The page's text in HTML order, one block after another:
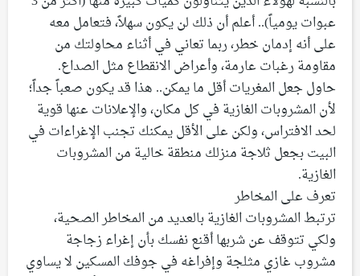
عبوات يومياً).. أعلم أن ذلك لن يكون سهلاً، فتعامل معه
على أنه إدمان خطر، ربما تعاني في أثناء محاولتك من
مقاومة رغبات عارمة، وأعراض الانقطاع مثل الصداع.
حاول جعل المغريات أقل ما يمكن.. هذا قد يكون صعباً جداً؛
لأن المشروبات الغازية في كل مكان، والإعلانات عنها قوية
لحد الافتراس، ولكن على الأقل يمكنك تجنب الإغراءات في
البيت بجعل ثلاجة منزلك منطقة خالية من المشروبات
الغازية.
تعرف على المخاطر
ترتبط المشروبات الغازية بالعديد من المخاطر الصحية،
ولكي تتوقف عن شربها أقنع نفسك بأن إغراء زجاجة
مشروب غازي مثلجة وإفراغه في جوفك المسكين لا يساوي